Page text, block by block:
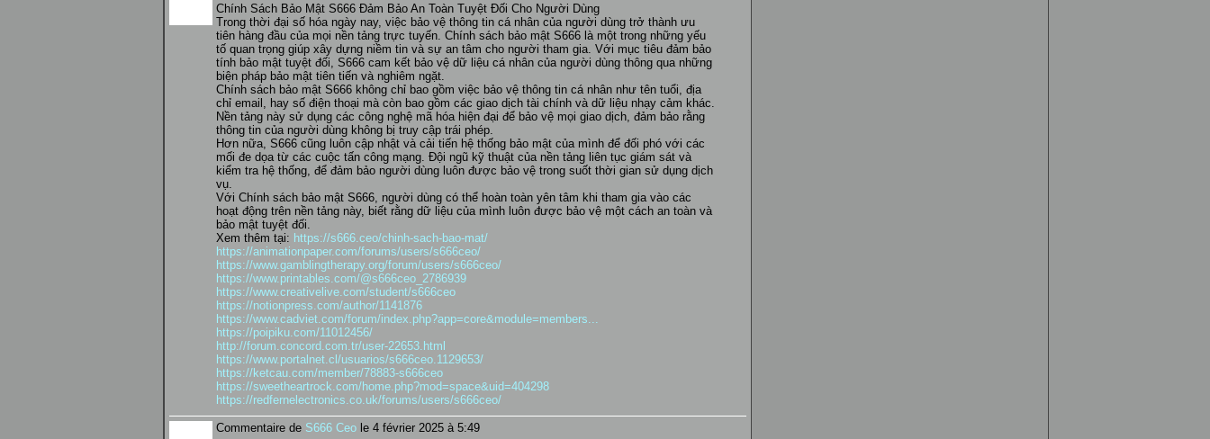
Chính Sách Bảo Mật S666 Đảm Bảo An Toàn Tuyệt Đối Cho Người Dùng
Trong thời đại số hóa ngày nay, việc bảo vệ thông tin cá nhân của người dùng trở thành ưu
tiên hàng đầu của mọi nền tảng trực tuyến. Chính sách bảo mật S666 là một trong những yếu
tố quan trọng giúp xây dựng niềm tin và sự an tâm cho người tham gia. Với mục tiêu đảm bảo
tính bảo mật tuyệt đối, S666 cam kết bảo vệ dữ liệu cá nhân của người dùng thông qua những
biện pháp bảo mật tiên tiến và nghiêm ngặt.
Chính sách bảo mật S666 không chỉ bao gồm việc bảo vệ thông tin cá nhân như tên tuổi, địa
chỉ email, hay số điện thoại mà còn bao gồm các giao dịch tài chính và dữ liệu nhạy cảm khác.
Nền tảng này sử dụng các công nghệ mã hóa hiện đại để bảo vệ mọi giao dịch, đảm bảo rằng
thông tin của người dùng không bị truy cập trái phép.
Hơn nữa, S666 cũng luôn cập nhật và cải tiến hệ thống bảo mật của mình để đối phó với các
mối đe dọa từ các cuộc tấn công mạng. Đội ngũ kỹ thuật của nền tảng liên tục giám sát và
kiểm tra hệ thống, để đảm bảo người dùng luôn được bảo vệ trong suốt thời gian sử dụng dịch
vụ.
Với Chính sách bảo mật S666, người dùng có thể hoàn toàn yên tâm khi tham gia vào các
hoạt động trên nền tảng này, biết rằng dữ liệu của mình luôn được bảo vệ một cách an toàn và
bảo mật tuyệt đối.
Xem thêm tại: https://s666.ceo/chinh-sach-bao-mat/
https://animationpaper.com/forums/users/s666ceo/
https://www.gamblingtherapy.org/forum/users/s666ceo/
https://www.printables.com/@s666ceo_2786939
https://www.creativelive.com/student/s666ceo
https://notionpress.com/author/1141876
https://www.cadviet.com/forum/index.php?app=core&module=members...
https://poipiku.com/11012456/
http://forum.concord.com.tr/user-22653.html
https://www.portalnet.cl/usuarios/s666ceo.1129653/
https://ketcau.com/member/78883-s666ceo
https://sweetheartrock.com/home.php?mod=space&uid=404298
https://redfernelectronics.co.uk/forums/users/s666ceo/
Commentaire de S666 Ceo le 4 février 2025 à 5:49